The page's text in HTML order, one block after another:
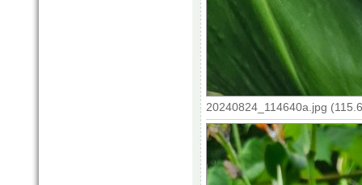
20240824_114640a.jpg